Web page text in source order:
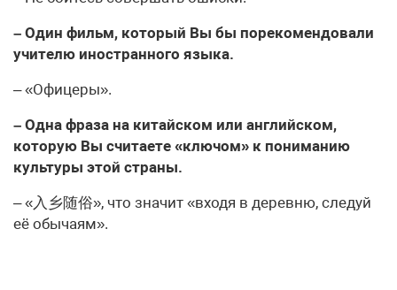
– Один фильм, который Вы бы порекомендовали
учителю иностранного языка.
– «Офицеры».
– Одна фраза на китайском или английском,
которую Вы считаете «ключом» к пониманию
культуры этой страны.
– «入乡随俗», что значит «входя в деревню, следуй
её обычаям».